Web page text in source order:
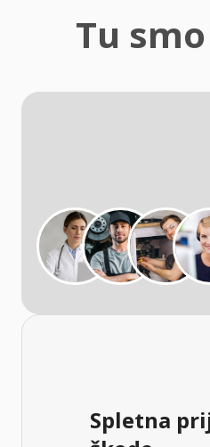
Tu
Spletna